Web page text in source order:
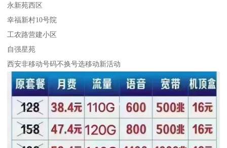
永新苑西区
幸福新村10号院
工农路营建小区
自强星苑
西安非移动号码不换号选移动新活动